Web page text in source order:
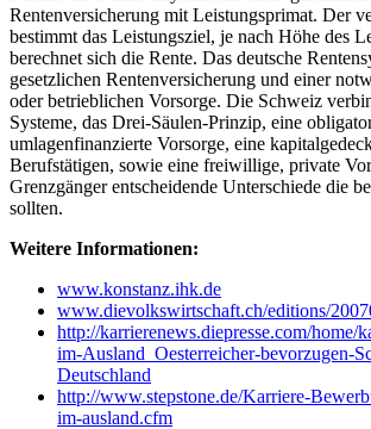
Rentenversicherung mit Leistungsprimat. Der
bestimmt das Leistungsziel, je nach Höhe des
berechnet sich die Rente. Das deutsche
gesetzlichen Rentenversicherung und einer
oder betrieblichen Vorsorge. Die Schweiz
Systeme, das Drei-Säulen-Prinzip, eine
umlagenfinanzierte Vorsorge, eine
Berufstätigen, sowie eine freiwillige, private
Grenzgänger entscheidende Unterschiede die
sollten.
Weitere Informationen:
www.konstanz.ihk.de
www.dievolkswirtschaft.ch/editions/
http://karrierenews.diepresse.com/home/
im-Ausland_Oesterreicher-bevorzugen-
Deutschland
http://www.stepstone.de/Karriere-
im-ausland.cfm